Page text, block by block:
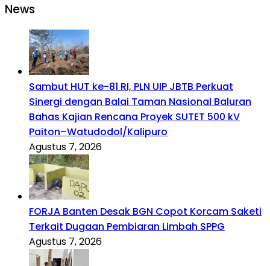
News
Sambut HUT ke-81 RI, PLN UIP JBTB Perkuat
Sinergi dengan Balai Taman Nasional Baluran
Bahas Kajian Rencana Proyek SUTET 500 kV
Paiton–Watudodol/Kalipuro
Agustus 7, 2026
FORJA Banten Desak BGN Copot Korcam Saketi
Terkait Dugaan Pembiaran Limbah SPPG
Agustus 7, 2026